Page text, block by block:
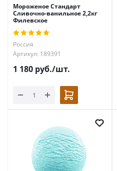
Мороженое Стандарт
Сливочно-ванильное 2,2кг
Филевское
Россия
Артикул: 189391
1 180 руб./шт.